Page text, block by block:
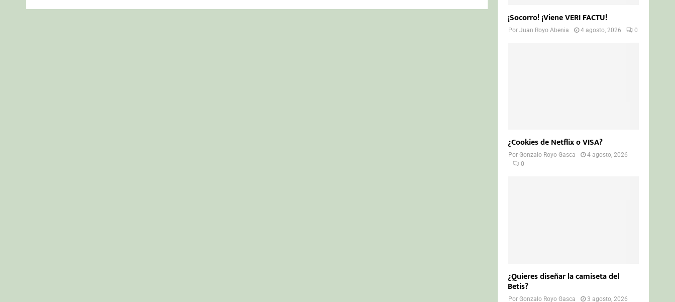
¡Socorro! ¡Viene VERI FACTU!
PorJuan Royo Abenia 4 agosto, 2026 0
¿Cookies de Netflix o VISA?
PorGonzalo Royo Gasca
4 agosto, 2026
0
¿Quieres diseñar la camiseta del
Betis?
PorGonzalo Royo Gasca 3 agosto, 2026